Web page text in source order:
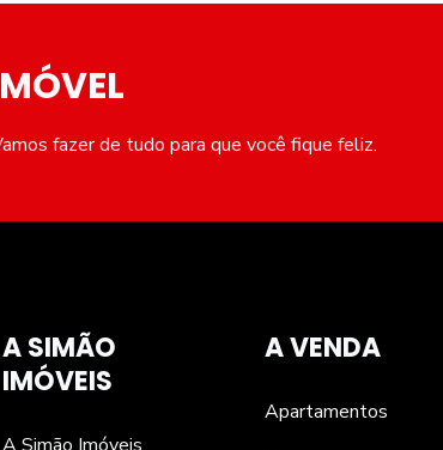
fazer de tudo para que você fique feliz.
A SIMÃO
IMÓVEIS
A VENDA
Apartamentos